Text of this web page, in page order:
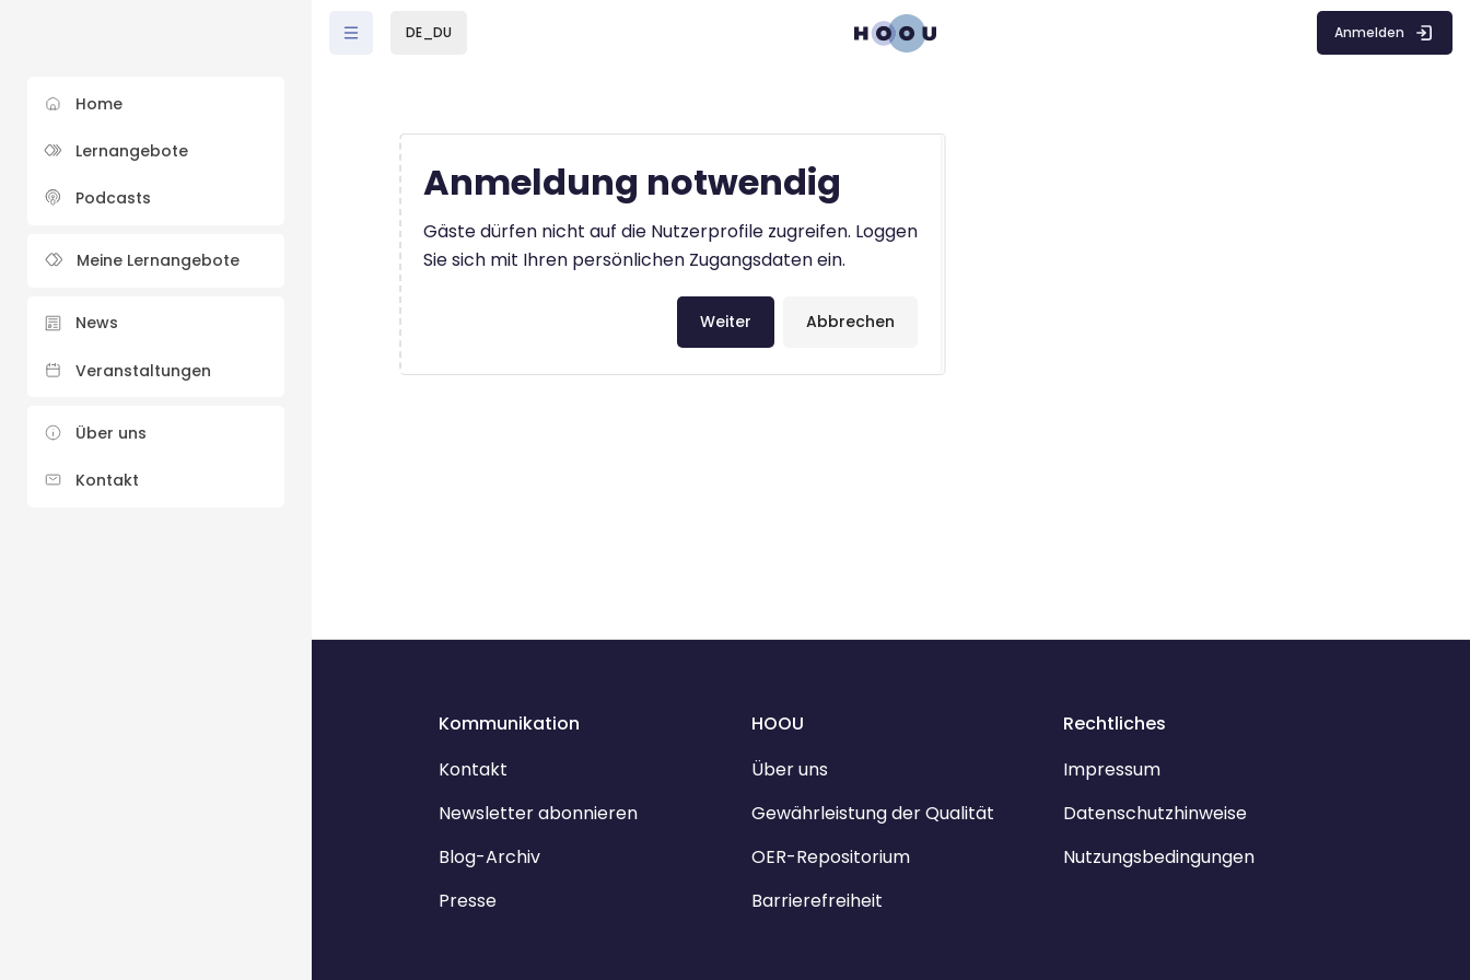
Home
Lernangebote
Podcasts
Meine Lernangebote
News
Veranstaltungen
Über uns
Kontakt
DE_DU Anmelden
Anmeldung notwendig
Gäste dürfen nicht auf die Nutzerprofile zugreifen. Loggen
Sie sich mit Ihren persönlichen Zugangsdaten ein.
Abbrechen
Weiter
Kommunikation
Kontakt
Newsletter abonnieren
Blog-Archiv
Presse
HOOU
Über uns
Gewährleistung der Qualität
OER-Repositorium
Barrierefreiheit
Rechtliches
Impressum
Datenschutzhinweise
Nutzungsbedingungen